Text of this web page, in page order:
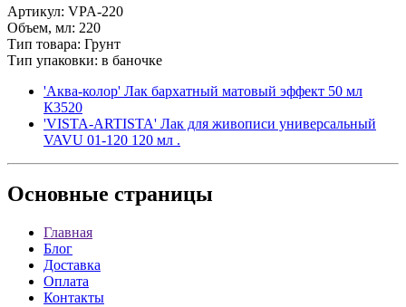
Артикул: VPA-220
Объем, мл: 220
Тип товара: Грунт
Тип упаковки: в баночке
'Аква-колор' Лак бархатный матовый эффект 50 мл
К3520
'VISTA-ARTISTA' Лак для живописи универсальный
VAVU 01-120 120 мл .
Основные страницы
Главная
Блог
Доставка
Оплата
Контакты